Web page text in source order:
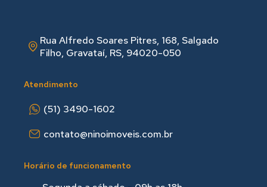
Rua Alfredo Soares Pitres, 168, Salgado
Filho, Gravataí, RS, 94020-050
Atendimento
(51) 3490-1602
contato@ninoimoveis.com.br
Horário de funcionamento